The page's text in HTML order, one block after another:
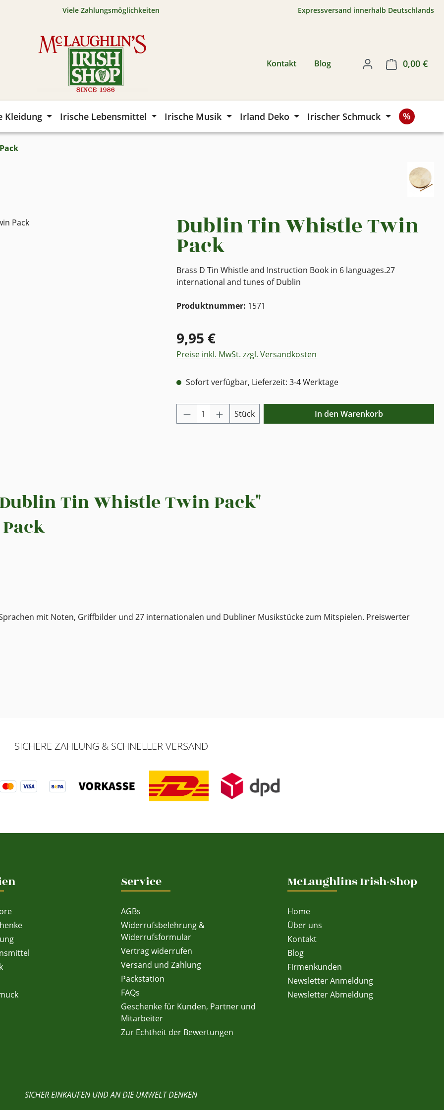
Viele Zahlungsmöglichkeiten Expressversand innerhalb Deutschlands
Kontakt Blog 0,00 €
Kleidung Irische Lebensmittel Irische Musik Irland Deko Irischer Schmuck
Dublin Tin Whistle Twin
Pack
Brass D Tin Whistle and Instruction Book in 6 languages.27
international and tunes of Dublin
Produktnummer: 1571
9,95 €
Preise inkl. MwSt. zzgl. Versandkosten
Sofort verfügbar, Lieferzeit: 3-4 Werktage
Produkt Anzahl: Gib den gewünschten Wert
Stück In den Warenkorb
Tin Whistle Twin Pack"
mit Noten, Griffbilder und 27 internationalen und Dubliner Musikstücke zum Mitspielen. Preiswerter
SICHERE ZAHLUNG & SCHNELLER VERSAND
Service
AGBs
Widerrufsbelehrung &
Widerrufsformular
Vertrag widerrufen
Versand und Zahlung
Packstation
FAQs
Geschenke für Kunden, Partner und
Mitarbeiter
Zur Echtheit der Bewertungen
McLaughlins Irish-Shop
Home
Über uns
Kontakt
Blog
Firmenkunden
Newsletter Anmeldung
Newsletter Abmeldung
SICHER EINKAUFEN UND AN DIE UMWELT DENKEN